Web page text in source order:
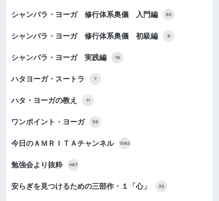
シャンバラ・ヨーガ 修行体系奥儀 入門編 83
シャンバラ・ヨーガ 修行体系奥儀 初級編 9
シャンバラ・ヨーガ 実践編 19
ハタヨーガ・スートラ 7
ハタ・ヨーガの教え 11
ワンポイント・ヨーガ 56
今日のＡＭＲＩＴＡチャンネル 1563
勉強会より抜粋 487
安らぎを見つけるための三部作・１「心」 32